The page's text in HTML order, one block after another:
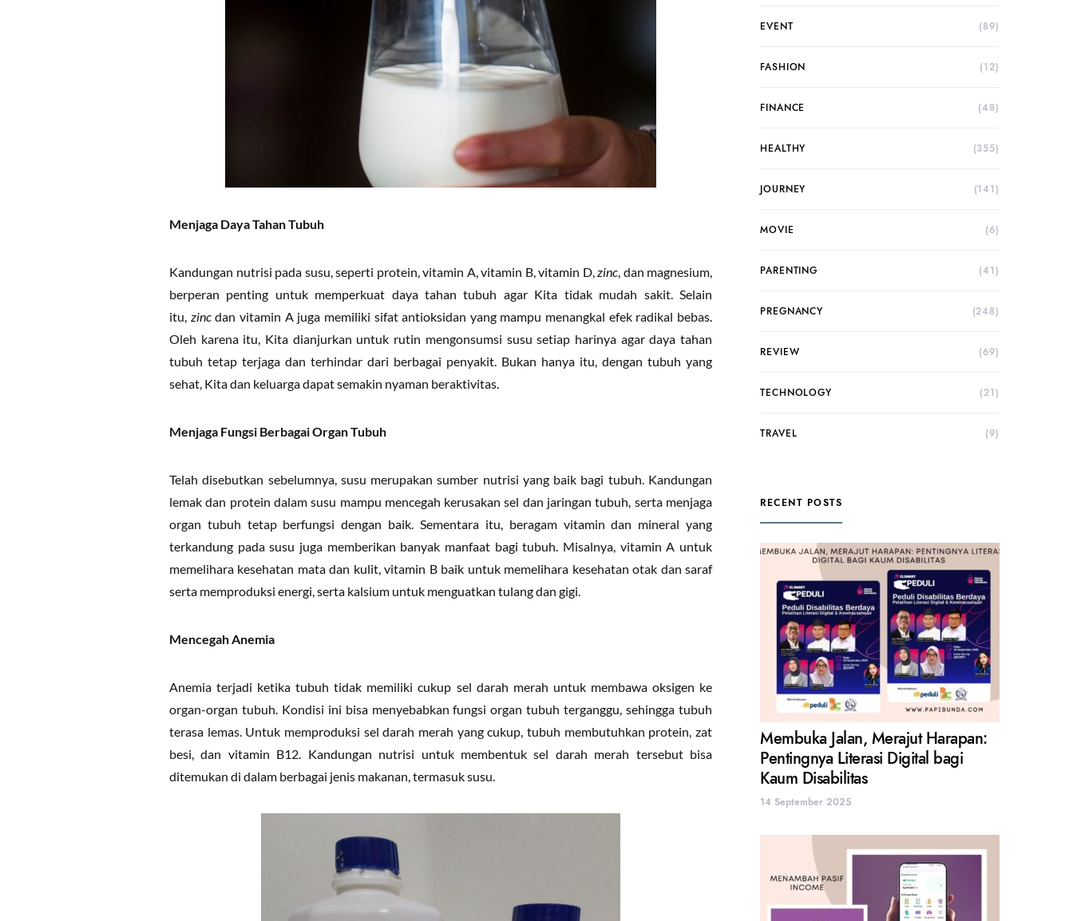
Menjaga Daya Tahan Tubuh
Kandungan nutrisi pada susu, seperti protein, vitamin A, vitamin B, vitamin D, zinc , dan magnesium,
berperan penting untuk memperkuat daya tahan tubuh agar Kita tidak mudah sakit. Selain
itu, zincdan vitamin A juga memiliki sifat antioksidan yang mampu menangkal efek radikal bebas.
Oleh karena itu, Kita dianjurkan untuk rutin mengonsumsi susu setiap harinya agar daya tahan
tubuh tetap terjaga dan terhindar dari berbagai penyakit. Bukan hanya itu, dengan tubuh yang
sehat, Kita dan keluarga dapat semakin nyaman beraktivitas.
Menjaga Fungsi Berbagai Organ Tubuh
Telah disebutkan sebelumnya, susu merupakan sumber nutrisi yang baik bagi tubuh. Kandungan
lemak dan protein dalam susu mampu mencegah kerusakan sel dan jaringan tubuh, serta menjaga
organ tubuh tetap berfungsi dengan baik. Sementara itu, beragam vitamin dan mineral yang
terkandung pada susu juga memberikan banyak manfaat bagi tubuh. Misalnya, vitamin A untuk
memelihara kesehatan mata dan kulit, vitamin B baik untuk memelihara kesehatan otak dan saraf
serta memproduksi energi, serta kalsium untuk menguatkan tulang dan gigi.
Mencegah Anemia
Anemia terjadi ketika tubuh tidak memiliki cukup sel darah merah untuk membawa oksigen ke
organ-organ tubuh. Kondisi ini bisa menyebabkan fungsi organ tubuh terganggu, sehingga tubuh
terasa lemas. Untuk memproduksi sel darah merah yang cukup, tubuh membutuhkan protein, zat
besi, dan vitamin B12. Kandungan nutrisi untuk membentuk sel darah merah tersebut bisa
ditemukan di dalam berbagai jenis makanan, termasuk susu.
EVENT (89)
FASHION (12)
FINANCE (48)
HEALTHY (355)
JOURNEY (141)
MOVIE (6)
PARENTING (41)
PREGNANCY (248)
REVIEW (69)
TECHNOLOGY (21)
TRAVEL (9)
RECENT POSTS
Membuka Jalan, Merajut Harapan:
Pentingnya Literasi Digital bagi
Kaum Disabilitas
14 September 2025